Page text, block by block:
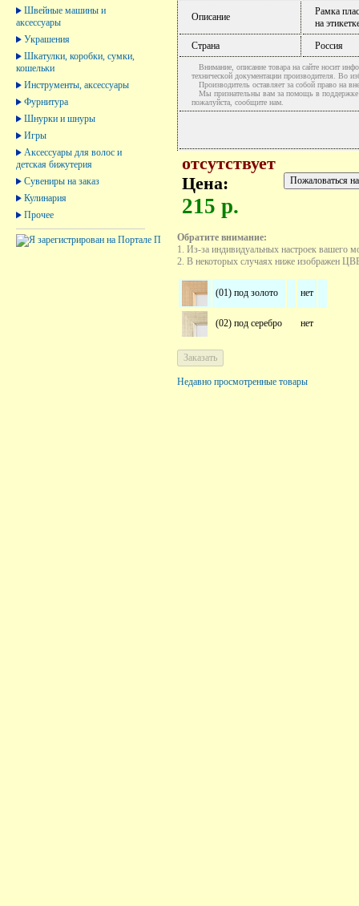
Швейные машины и
аксессуары
Украшения
Шкатулки, коробки, сумки,
кошельки
Инструменты, аксессуары
Фурнитура
Шнурки и шнуры
Игры
Аксессуары для волос и
детская бижутерия
Сувениры на заказ
Кулинария
Прочее
Описание
Рамка
на
Страна
Россия
Внимание, описание товара на сайте носит
технической документации производителя. Во
Производитель оставляет за собой право на
Мы признательны вам за помощь в поддержке
пожалуйста, сообщите нам.
отсутствует
Цена:
215 р.
Обратите внимание:
1. Из-за индивидуальных настроек вашего
2. В некоторых случаях ниже изображен
(01) под золото нет
(02) под серебро нет
Недавно просмотренные товары